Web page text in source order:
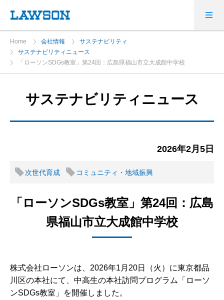
Home 会社情報
サステナビリティ
サステナビリティニュース
「ローソンSDGs教室」第24回：広島県福山市立大成館中学校
サステナビリティニュース
2026年2月5日
次世代育成 コミュニティ・地域振興
「ローソンSDGs教室」第24回：広島
県福山市立大成館中学校
株式会社ローソンは、2026年1月20日（火）に東京都品
川区の本社にて、中高生の本社訪問プログラム「ローソ
ンSDGs教室」を開催しました。